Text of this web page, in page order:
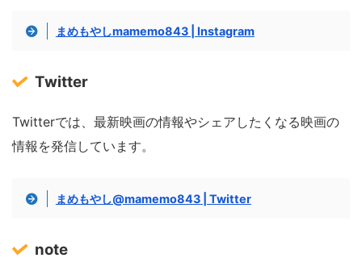
まめもやしmamemo843 | Instagram
Twitter
Twitterでは、最新映画の情報やシェアしたくなる映画の
情報を発信しています。
まめもやし@mamemo843 | Twitter
note